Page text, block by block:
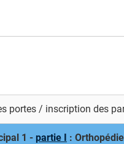
portes / inscription des
1 - partie I :